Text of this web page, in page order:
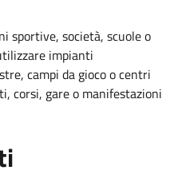
sportive, società, scuole o
impianti
campi da gioco o centri
corsi, gare o manifestazioni